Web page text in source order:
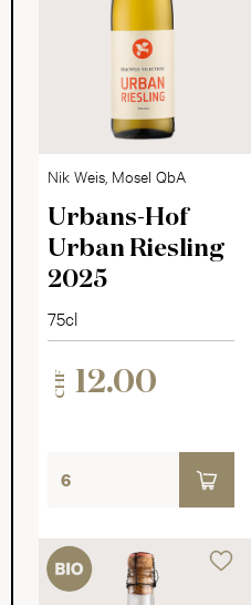
Nik Weis, Mosel QbA
Urbans-Hof
Urban Riesling
2025
75cl
CHF 12.00